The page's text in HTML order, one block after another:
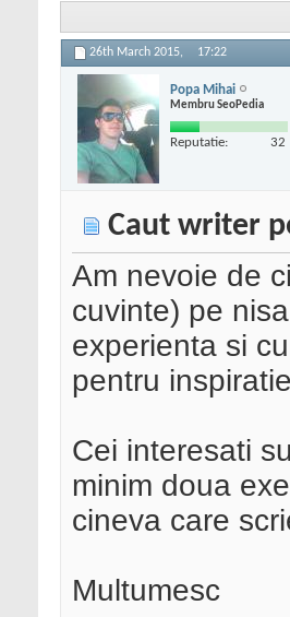
26th March 2015, 17:22
Popa Mihai
Membru SeoPedia
Reputatie: 32
Caut writer
Am nevoie de
cuvinte) pe
experienta si
pentru
Cei interesati
minim doua
cineva care
Multumesc